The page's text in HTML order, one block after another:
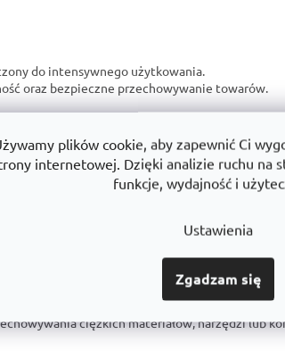
plików cookie, aby zapewnić Ci
internetowej. Dzięki analizie ruchu na
funkcje, wydajność i
Ustawienia
Zgadzam się
do intensywnego użytkowania.
oraz bezpieczne przechowywanie towarów.
o tym produkcie? Na przykład:
produktami Dlaczego jest to dobry
ciężkich materiałów, narzędzi lub